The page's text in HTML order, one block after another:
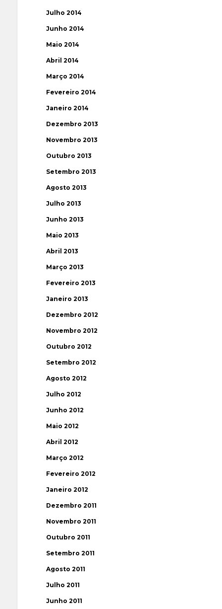
Julho 2014
Junho 2014
Maio 2014
Abril 2014
Março 2014
Fevereiro 2014
Janeiro 2014
Dezembro 2013
Novembro 2013
Outubro 2013
Setembro 2013
Agosto 2013
Julho 2013
Junho 2013
Maio 2013
Abril 2013
Março 2013
Fevereiro 2013
Janeiro 2013
Dezembro 2012
Novembro 2012
Outubro 2012
Setembro 2012
Agosto 2012
Julho 2012
Junho 2012
Maio 2012
Abril 2012
Março 2012
Fevereiro 2012
Janeiro 2012
Dezembro 2011
Novembro 2011
Outubro 2011
Setembro 2011
Agosto 2011
Julho 2011
Junho 2011